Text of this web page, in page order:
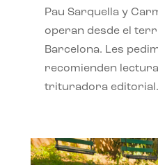
Pau Sarquella y
operan desde el
Barcelona. Les
recomienden
trituradora editorial.